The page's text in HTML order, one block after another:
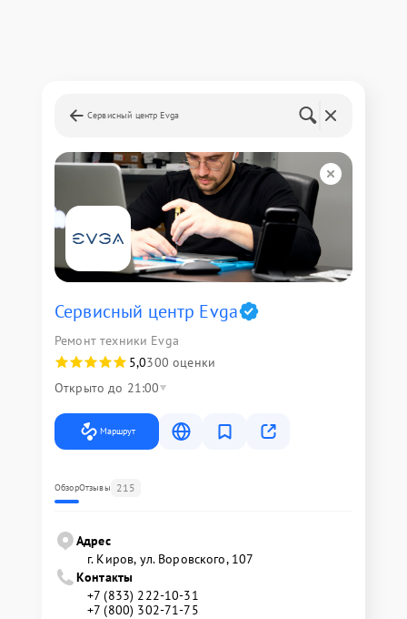
Сервисный центр Evga
Сервисный центр Evga
Ремонт техники Evga
5,0300 оценки
Открыто до 21:00
Маршрут
ОбзорОтзывы 215
Адрес
г. Киров, ул. Воровского, 107
Контакты
+7 (833) 222-10-31
+7 (800) 302-71-75